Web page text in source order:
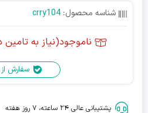
شناسه محصول: crry104
ناموجود(نیاز به
سفارش از
پشتیبانی عالی ۲۴ ساعته، ۷ روز هفته